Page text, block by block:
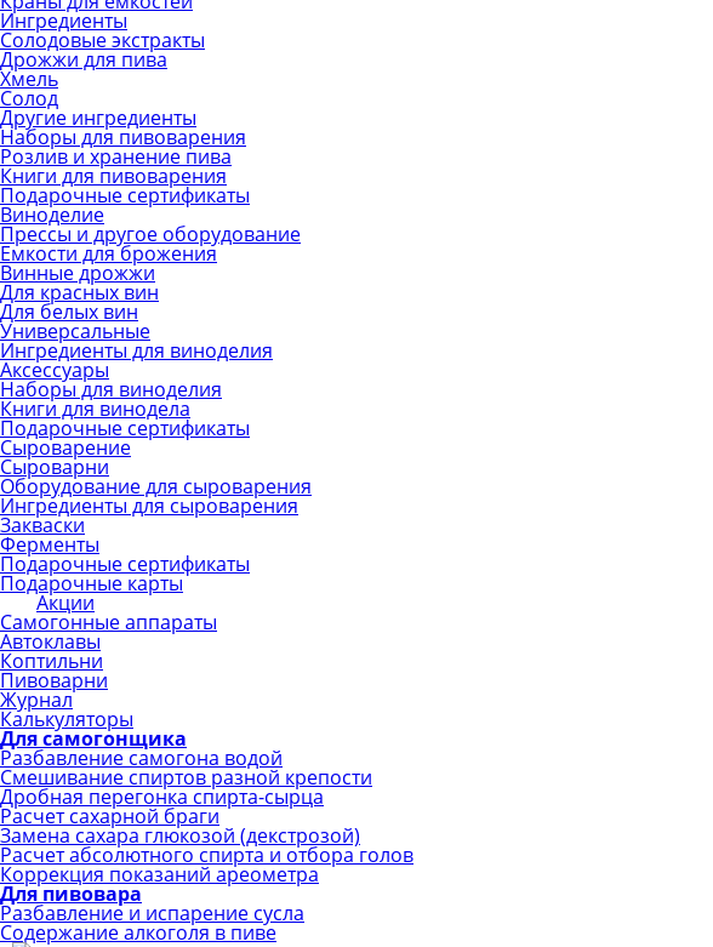
Ингредиенты
Солодовые экстракты
Дрожжи для пива
Хмель
Солод
Другие ингредиенты
Наборы для пивоварения
Розлив и хранение пива
Книги для пивоварения
Подарочные сертификаты
Виноделие
Прессы и другое оборудование
Емкости для брожения
Винные дрожжи
Для красных вин
Для белых вин
Универсальные
Ингредиенты для виноделия
Аксессуары
Наборы для виноделия
Книги для винодела
Подарочные сертификаты
Сыроварение
Сыроварни
Оборудование для сыроварения
Ингредиенты для сыроварения
Закваски
Ферменты
Подарочные сертификаты
Подарочные карты
Акции
Самогонные аппараты
Автоклавы
Коптильни
Пивоварни
Журнал
Калькуляторы
Для самогонщика
Разбавление самогона водой
Смешивание спиртов разной крепости
Дробная перегонка спирта-сырца
Расчет сахарной браги
Замена сахара глюкозой (декстрозой)
Расчет абсолютного спирта и отбора голов
Коррекция показаний ареометра
Для пивовара
Разбавление и испарение сусла
Содержание алкоголя в пиве